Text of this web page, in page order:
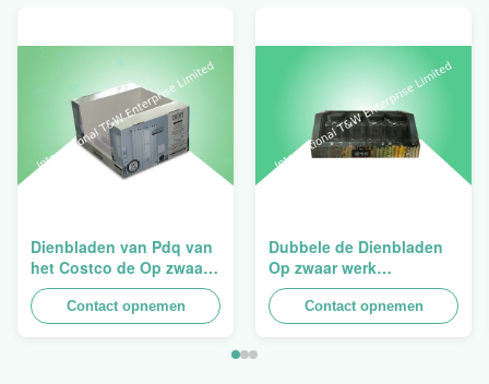
Dienbladen van Pdq van
het Costco de Op zwaar
werk berekende
Stapelbare Ontwerp aan
het Verkopen van
Contact opnemen
Dubbele de Dienbladen
Op zwaar werk
berekende
Opeenstapeling van het
Muurkarton PDQ voor het
Contact opnemen